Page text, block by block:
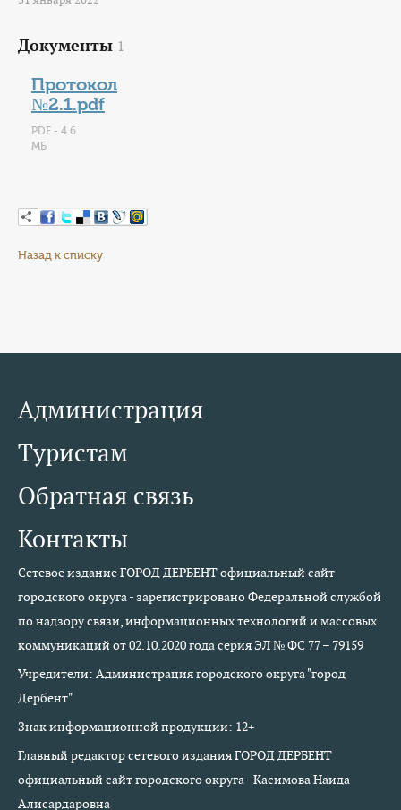
Документы 1
Протокол
№2.1.pdf
PDF - 4.6
МБ
Назад к списку
Администрация
Туристам
Обратная связь
Контакты
Сетевое издание ГОРОД ДЕРБЕНТ официальный сайт
городского округа - зарегистрировано Федеральной службой
по надзору связи, информационных технологий и массовых
коммуникаций от 02.10.2020 года серия ЭЛ № ФС 77 – 79159
Учредители: Администрация городского округа "город
Дербент"
Знак информационной продукции: 12+
Главный редактор сетевого издания ГОРОД ДЕРБЕНТ
официальный сайт городского округа - Касимова Наида
Алисардаровна